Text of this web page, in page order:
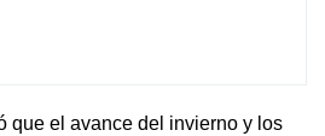
que el avance del invierno y los